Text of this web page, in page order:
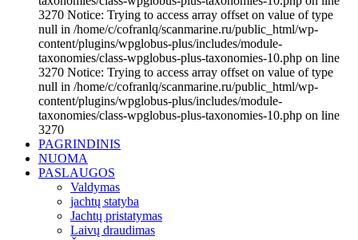
3270 Notice: Trying to access array offset on value of type
null in /home/c/cofranlq/scanmarine.ru/public_html/wp-
content/plugins/wpglobus-plus/includes/module-
taxonomies/class-wpglobus-plus-taxonomies-10.php on line
3270 Notice: Trying to access array offset on value of type
null in /home/c/cofranlq/scanmarine.ru/public_html/wp-
content/plugins/wpglobus-plus/includes/module-
taxonomies/class-wpglobus-plus-taxonomies-10.php on line
3270
PAGRINDINIS
NUOMA
PASLAUGOS
Valdymas
jachtų statyba
Jachtų pristatymas
Laivų draudimas